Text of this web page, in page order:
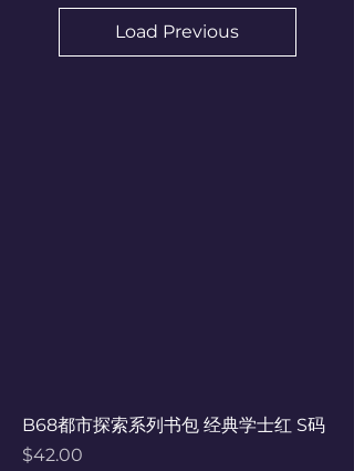
Load Previous
B68都市探索系列书包 经典学士红 S码
Price
$42.00